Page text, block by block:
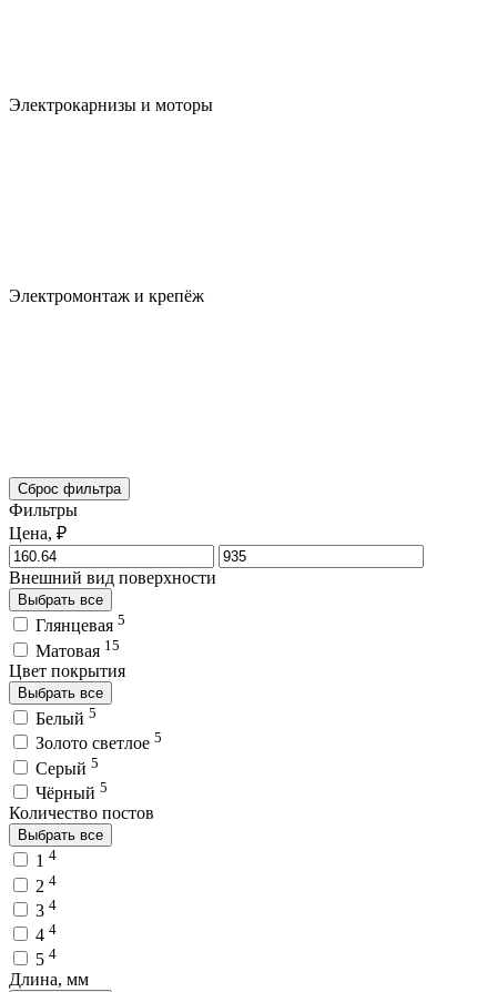
Электрокарнизы и моторы
Электромонтаж и крепёж
Сброс фильтра
Фильтры
Цена, ₽
Внешний вид поверхности
Выбрать все
Глянцевая 5
Матовая 15
Цвет покрытия
Выбрать все
Белый 5
Золото светлое 5
Серый 5
Чёрный 5
Количество постов
Выбрать все
1 4
2 4
3 4
4 4
5 4
Длина, мм